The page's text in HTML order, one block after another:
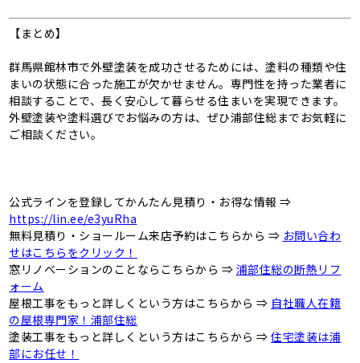
【まとめ】
群馬県館林市で外壁塗装を成功させるためには、塗料の種類や住
まいの状態に合った施工が欠かせません。専門性を持った業者に
相談することで、長く安心して暮らせる住まいを実現できます。
外壁塗装や塗料選びでお悩みの方は、ぜひ浦部住総までお気軽に
ご相談ください。
公式ラインを登録してかんたん見積り・お得な情報 ⇒
https://lin.ee/e3yuRha
無料見積り・ショールーム来店予約はこちらから ⇒ お問い合わ
せはこちらをクリック！
窓リノベーションのことならこちらから ⇒ 浦部住総の断熱リフ
ォーム
屋根工事をもっと詳しくという方はこちらから ⇒ 自社職人在籍
の屋根専門家！浦部住総
塗装工事をもっと詳しくという方はこちらから ⇒住宅塗装は浦
部にお任せ！